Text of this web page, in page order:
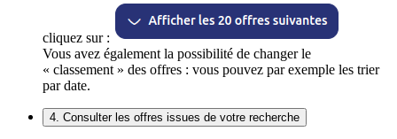
cliquez sur :
Vous avez également la possibilité de changer le
« classement » des offres : vous pouvez par exemple les trier
par date.
4. Consulter les offres issues de votre recherche